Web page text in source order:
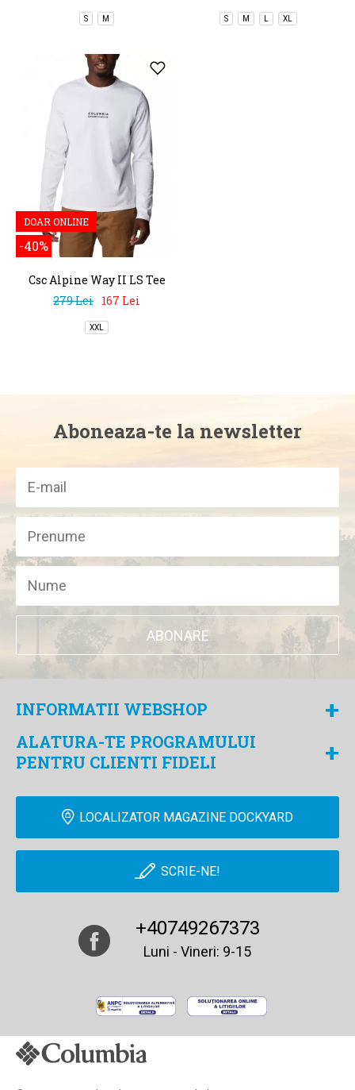
S M S M L XL
DOAR ONLINE
-40%
Csc Alpine Way II LS Tee
279 Lei 167 Lei
XXL
Aboneaza-te la newsletter
ABONARE
INFORMATII WEBSHOP +
ALATURA-TE PROGRAMULUI
PENTRU CLIENTI FIDELI
+
LOCALIZATOR MAGAZINE DOCKYARD
+40749267373
Luni - Vineri: 9-15
SCRIE-NE!